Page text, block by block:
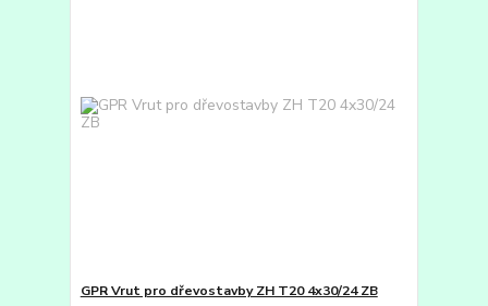
GPR Vrut pro dřevostavby ZH T20 4x30/24 ZB